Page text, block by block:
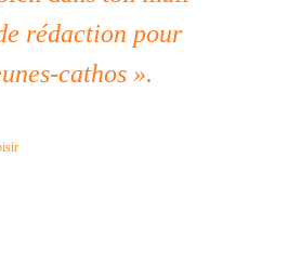
rédaction pour
cathos ».